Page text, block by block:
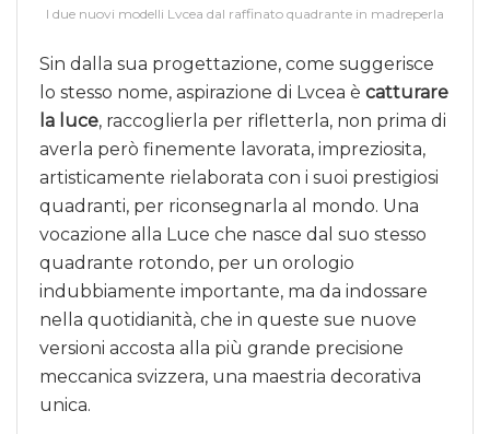
I due nuovi modelli Lvcea dal raffinato quadrante in madreperla
Sin dalla sua progettazione, come suggerisce
lo stesso nome, aspirazione di Lvcea è catturare
la luce, raccoglierla per rifletterla, non prima di
averla però finemente lavorata, impreziosita,
artisticamente rielaborata con i suoi prestigiosi
quadranti, per riconsegnarla al mondo. Una
vocazione alla Luce che nasce dal suo stesso
quadrante rotondo, per un orologio
indubbiamente importante, ma da indossare
nella quotidianità, che in queste sue nuove
versioni accosta alla più grande precisione
meccanica svizzera, una maestria decorativa
unica.